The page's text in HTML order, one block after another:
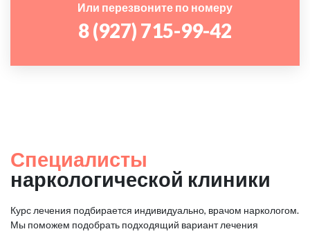
Или перезвоните по номеру
8 (927) 715-99-42
Специалисты
наркологической клиники
Курс лечения подбирается индивидуально, врачом наркологом.
Мы поможем подобрать подходящий вариант лечения